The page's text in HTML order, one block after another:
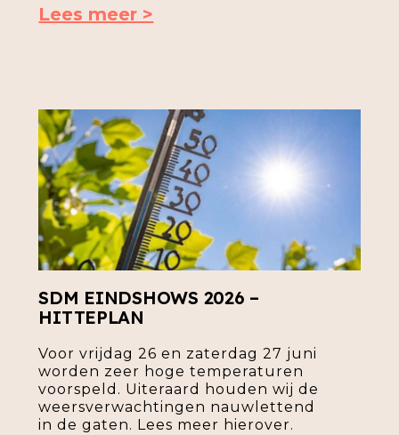
Lees meer >
SDM EINDSHOWS 2026 –
HITTEPLAN
Voor vrijdag 26 en zaterdag 27 juni
worden zeer hoge temperaturen
voorspeld. Uiteraard houden wij de
weersverwachtingen nauwlettend
in de gaten. Lees meer hierover.